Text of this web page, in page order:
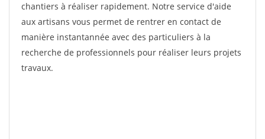
chantiers à réaliser rapidement. Notre service d'aide
aux artisans vous permet de rentrer en contact de
manière instantannée avec des particuliers à la
recherche de professionnels pour réaliser leurs projets
travaux.